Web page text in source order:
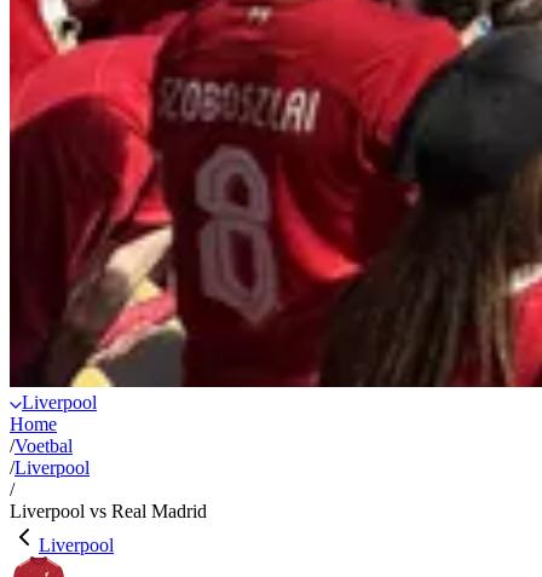
Liverpool
Home
/Voetbal
/Liverpool
/
Liverpool vs Real Madrid
Liverpool